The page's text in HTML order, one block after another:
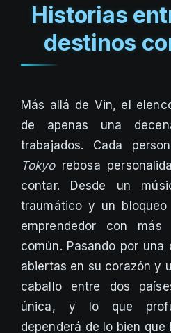
Historias
destinos
Más allá de Vin, el
de apenas una
trabajados. Cada
Tokyo rebosa
contar. Desde un
traumático y un
emprendedor con
común. Pasando por
abiertas en su corazón y
caballo entre dos
única, y lo que
dependerá de lo bien